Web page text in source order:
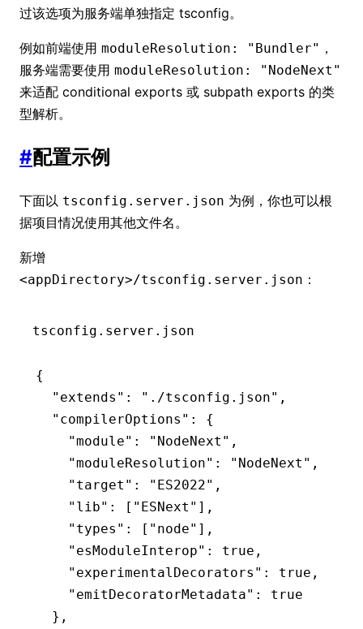
过该选项为服务端单独指定 tsconfig。
例如前端使用 moduleResolution: "Bundler" ，
服务端需要使用 moduleResolution: "NodeNext"
来适配 conditional exports 或 subpath exports 的类
型解析。
#配置示例
下面以 tsconfig.server.json 为例，你也可以根
据项目情况使用其他文件名。
新增
<appDirectory>/tsconfig.server.json ：
tsconfig.server.json
{
  "extends"
: "./tsconfig.json" ,
  "compilerOptions"
:
{
    "module"
: "NodeNext" ,
    "moduleResolution"
: "NodeNext" ,
    "target"
: "ES2022" ,
    "lib"
: [ "ESNext" ] ,
    "types"
: [ "node" ] ,
    "esModuleInterop"
: true ,
    "experimentalDecorators"
: true ,
    "emitDecoratorMetadata"
:
true
  }
,